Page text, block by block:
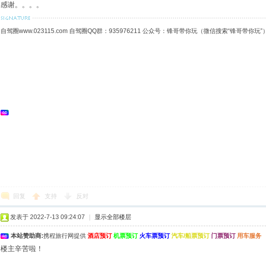
感谢。。。。
自驾圈www.023115.com 自驾圈QQ群：935976211 公众号：锋哥带你玩（微信搜索“锋哥带你玩”
回复 支持 反对
发表于 2022-7-13 09:24:07 显示全部楼层
本站赞助商:携程旅行网提供 酒店预订 机票预订 火车票预订 汽车/船票预订 门票预订 用车服务
楼主辛苦啦！